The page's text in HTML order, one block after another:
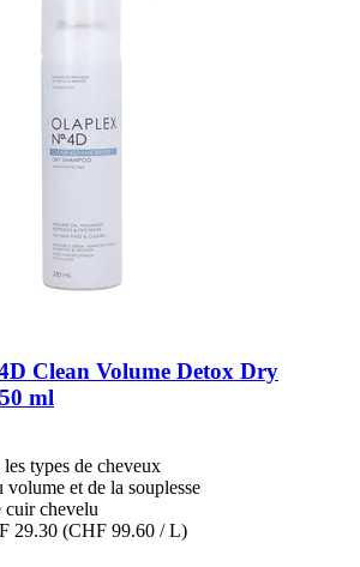
Clean Volume Detox Dry
ml
types de cheveux
volume et de la souplesse
chevelu
29.30 (CHF 99.60 / L)